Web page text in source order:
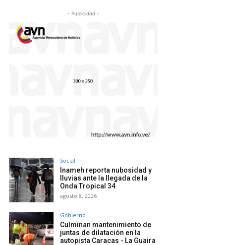
- Publicidad -
Social
Inameh reporta nubosidad y
lluvias ante la llegada de la
Onda Tropical 34
agosto 8, 2026
Gobierno
Culminan mantenimiento de
juntas de dilatación en la
autopista Caracas - La Guaira